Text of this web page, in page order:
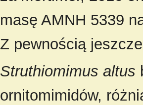
masę AMNH 5339
Z pewnością
Struthiomimus altus
ornitomimidów,